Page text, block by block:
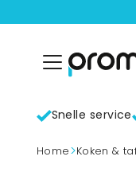
Snelle service
home> Koken &